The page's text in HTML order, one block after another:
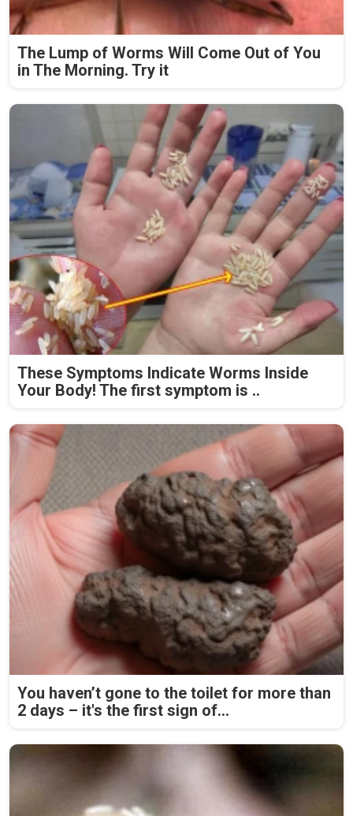
The Lump of Worms Will Come Out of You
in The Morning. Try it
These Symptoms Indicate Worms Inside
Your Body! The first symptom is ..
You haven’t gone to the toilet for more than
2 days – it's the first sign of...